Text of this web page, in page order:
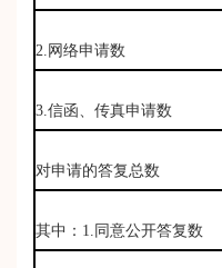
2.网络申请数
3.信函、传真申请数
对申请的答复总数
其中：1.同意公开答复数